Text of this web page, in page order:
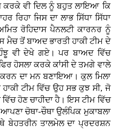
ਵੀ ਦਿਲ ਨੂੰ ਬਹੁਤ ਲਾਇਆ ਕਿ
ਰਿਹਾ ਜਿਸ ਦਾ ਲਾਭ ਸਿੱਧਾ ਸਿੱਧਾ
ਰੋਹਿਦਾਸ ਪੈਨਲਟੀ ਕਾਰਨਰ ਨੂੰ
ਤੋਂ ਬਾਅਦ ਭਾਰਤੀ ਹਾਕੀ ਟੀਮ ਦੇ
ਵੀ ਦੇਖੇ ਗਏ। ਪਰ ਬਾਅਦ ਵਿੱਚ
ਹੋਸਲਾ ਕਰਕੇ ਕਾਂਸੀ ਦੇ ਤਮਗੇ ਵਾਲੇ
ਦਾ ਮਨ ਬਣਾਇਆ। ਕੁਲ ਮਿਲਾ
ਟੀਮ ਵਿੱਚ ਉਹ ਸਭ ਕੁਝ ਸੀ, ਜੋ
ਹੋਣ ਚਾਹੀਦਾ ਹੈ। ਇਸ ਟੀਮ ਵਿੱਚ
ਆਪਣਾ ਚੋਥਾ-ਚੌਥਾ ਉਲੰਪਿਕ ਮੁਕਾਬਲਾ
ਬੇਹਤਰੀਨ ਤਾਲਮੇਲ ਦਾ ਪ੍ਰਦਰਸ਼ਨ